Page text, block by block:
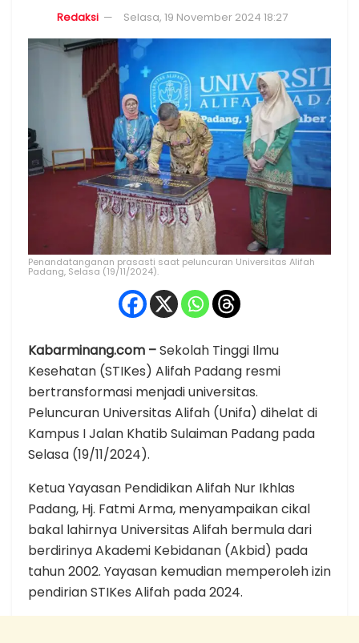
Redaksi Selasa, 19 November 2024 18:27
Penandatanganan prasasti saat peluncuran Universitas Alifah
Padang, Selasa (19/11/2024).
Kabarminang.com –Sekolah Tinggi Ilmu
Kesehatan (STIKes) Alifah Padang resmi
bertransformasi menjadi universitas.
Peluncuran Universitas Alifah (Unifa) dihelat di
Kampus I Jalan Khatib Sulaiman Padang pada
Selasa (19/11/2024).
Ketua Yayasan Pendidikan Alifah Nur Ikhlas
Padang, Hj. Fatmi Arma, menyampaikan cikal
bakal lahirnya Universitas Alifah bermula dari
berdirinya Akademi Kebidanan (Akbid) pada
tahun 2002. Yayasan kemudian memperoleh izin
pendirian STIKes Alifah pada 2024.